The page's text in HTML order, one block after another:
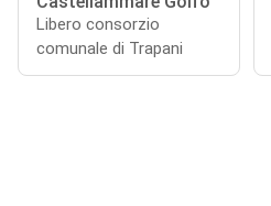
Libero consorzio
comunale di Trapani